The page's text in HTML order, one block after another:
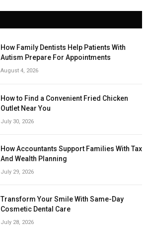
How Family Dentists Help Patients With
Autism Prepare For Appointments
August 4, 2026
How to Find a Convenient Fried Chicken
Outlet Near You
July 30, 2026
How Accountants Support Families With Tax
And Wealth Planning
July 29, 2026
Transform Your Smile With Same-Day
Cosmetic Dental Care
July 28, 2026